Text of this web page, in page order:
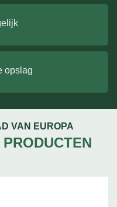
opslag
VAN EUROPA